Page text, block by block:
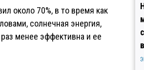
около 70%, в то время как
солнечная энергия,
менее эффективна и ее